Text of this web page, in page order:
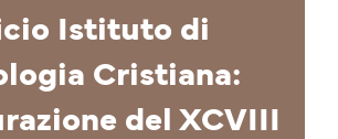
Istituto di
Cristiana:
del XCVIII